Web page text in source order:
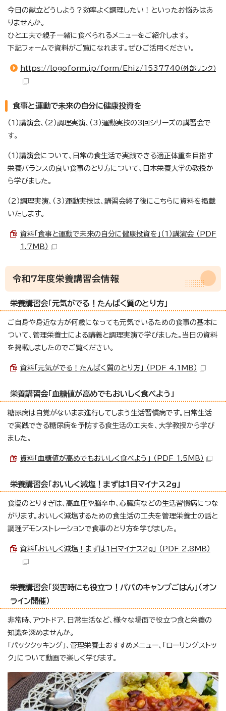
今日の献立どうしよう？効率よく調理したい！といったお悩みはあ
りませんか。
ひと工夫で親子一緒に食べられるメニューをご紹介します。
下記フォームで資料がご覧になれます。ぜひご活用ください。
https://logoform.jp/form/Ehiz/1537740 （外部リンク）
食事と運動で未来の自分に健康投資を
（1）講演会、（2）調理実演、（3）運動実技の3回シリーズの講習会で
す。
（1）講演会について、日常の食生活で実践できる適正体重を目指す
栄養バランスの良い食事のとり方について、日本栄養大学の教授か
ら学びました。
（2）調理実演、（3）運動実技は、講習会終了後にこちらに資料を掲載
いたします。
資料「食事と運動で未来の自分に健康投資を」（1）講演会 （PDF
1.7MB）
令和7年度栄養講習会情報
栄養講習会「元気がでる！たんぱく質のとり方」
ご自身や身近な方が何歳になっても元気でいるための食事の基本に
ついて、管理栄養士による講義と調理実演で学びました。当日の資料
を掲載しましたのでご覧ください。
資料「元気がでる！たんぱく質のとり方」 （PDF 4.1MB）
栄養講習会「血糖値が高めでもおいしく食べよう」
糖尿病は自覚がないまま進行してしまう生活習慣病です。日常生活
で実践できる糖尿病を予防する食生活の工夫を、大学教授から学び
ました。
資料「血糖値が高めでもおいしく食べよう」 （PDF 1.5MB）
栄養講習会「おいしく減塩！まずは1日マイナス2g」
食塩のとりすぎは、高血圧や脳卒中、心臓病などの生活習慣病につな
がります。おいしく減塩するための食生活の工夫を管理栄養士の話と
調理デモンストレーションで食事のとり方を学びました。
資料「おいしく減塩！まずは1日マイナス2g」 （PDF 2.8MB）
栄養講習会「災害時にも役立つ！パパのキャンプごはん」（オン
ライン開催）
非常時、アウトドア、日常生活など、様々な場面で役立つ食と栄養の
知識を深めませんか。
「パッククッキング」、管理栄養士おすすめメニュー、「ローリングストッ
ク」について動画で楽しく学びます。